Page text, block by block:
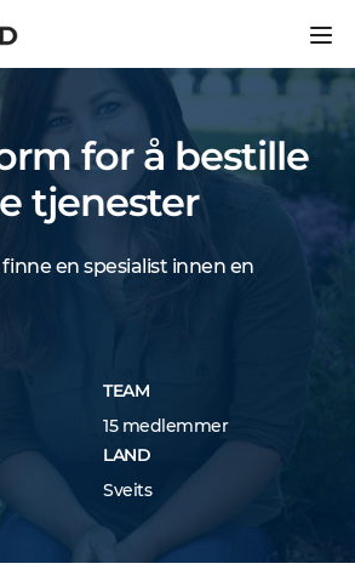
produktet ditt 2,5x
AI-assistert utvikling
for å bestille
tjenester
en spesialist innen en
TEAM
15 medlemmer
LAND
Sveits